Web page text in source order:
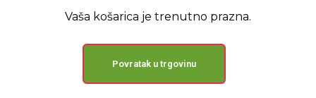
Vaša košarica je trenutno prazna.
Povratak u trgovinu